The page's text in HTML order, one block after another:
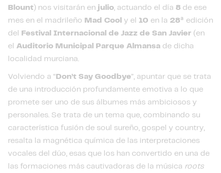
Blount) nos visitarán en julio, actuando el día 8 de ese
mes en el madrileño Mad Cool y el 10 en la 28ª edición
del
Festival Internacional de Jazz de San Javier (en
el Auditorio Municipal Parque Almansa de dicha
localidad murciana.
Volviendo a “ Don’t Say Goodbye”, apuntar que se trata
de una introducción profundamente emotiva a lo que
promete ser uno de sus álbumes más ambiciosos y
personales. Se trata de un tema que, combinando su
característica fusión de soul sureño, gospel y country,
resalta la magnética química de las interpretaciones
vocales del dúo, esas que los han convertido en una de
las formaciones más cautivadoras de la música roots